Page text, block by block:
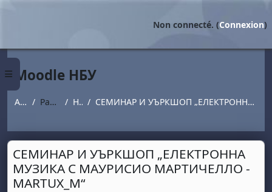
Panneau latéral
Non connecté. (Connexion)
Moodle НБУ
Accueil Pages du site Новини СЕМИНАР И УЪРКШОП „ЕЛЕКТРОННА МУЗИКА С МАУРИСИО МАРТИЧЕЛЛО - MARTUX_M“
СЕМИНАР И УЪРКШОП „ЕЛЕКТРОННА
МУЗИКА С МАУРИСИО МАРТИЧЕЛЛО -
MARTUX_M“